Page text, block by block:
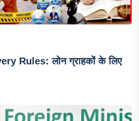
Rules: लोन ग्राहकों के लिए